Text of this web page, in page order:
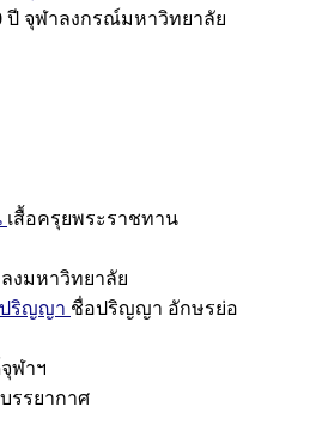
ปี จุฬาลงกรณ์มหาวิทยาลัย
เสื้อครุยพระราชทาน
ลงมหาวิทยาลัย
ริญญา ชื่อปริญญา อักษรย่อ
ฬาฯ
รรยากาศ